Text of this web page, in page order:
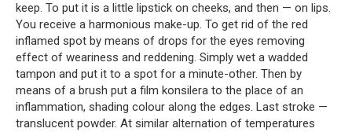
keep. To put it is a little lipstick on cheeks, and then — on lips.
You receive a harmonious make-up. To get rid of the red
inflamed spot by means of drops for the eyes removing
effect of weariness and reddening. Simply wet a wadded
tampon and put it to a spot for a minute-other. Then by
means of a brush put a film konsilera to the place of an
inflammation, shading colour along the edges. Last stroke —
translucent powder. At similar alternation of temperatures